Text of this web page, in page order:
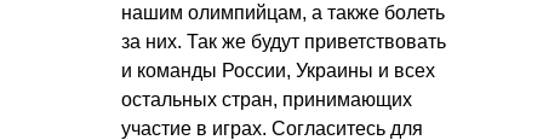
нашим олимпийцам, а также болеть
за них. Так же будут приветствовать
и команды России, Украины и всех
остальных стран, принимающих
участие в играх. Согласитесь для